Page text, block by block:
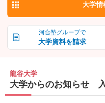
河合塾グループで
大学資料を請求
大学情
龍谷大学
大学からのお知らせ